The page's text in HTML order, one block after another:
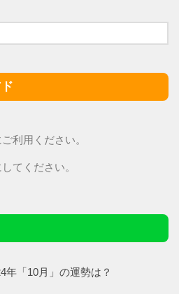
利用ください。
てください。
年「10月」の運勢は？